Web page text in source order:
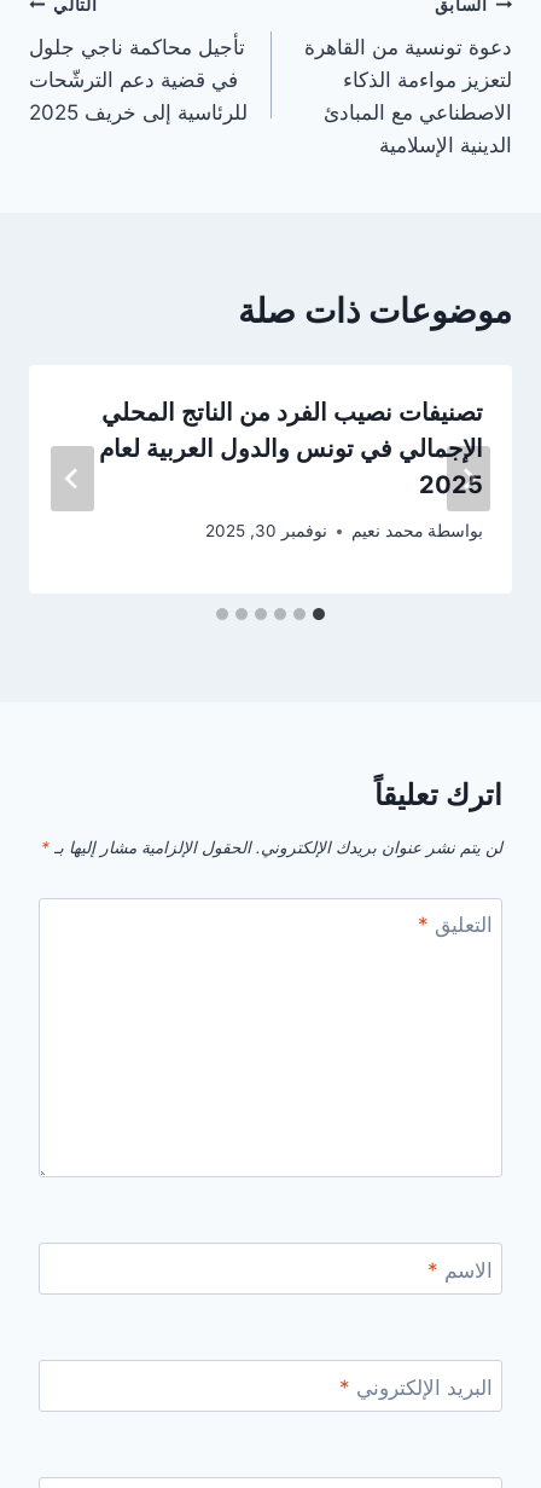
تصفّح
المقالات
السابق
دعوة تونسية من القاهرة
لتعزيز مواءمة الذكاء
الاصطناعي مع المبادئ
الدينية الإسلامية
التالي
تأجيل محاكمة ناجي جلول
في قضية دعم الترشّحات
للرئاسية إلى خريف 2025
موضوعات ذات صلة
تصنيفات نصيب الفرد من الناتج المحلي
الإجمالي في تونس والدول العربية لعام
2025
بواسطة محمد نعيم نوفمبر 30, 2025
اترك تعليقاً
لن يتم نشر عنوان بريدك الإلكتروني. الحقول الإلزامية مشار إليها بـ *
التعليق *
الاسم *
البريد الإلكتروني *